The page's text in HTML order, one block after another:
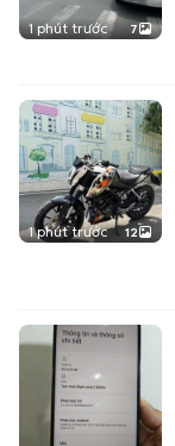
1 phút trước 7
1 phút trước 12